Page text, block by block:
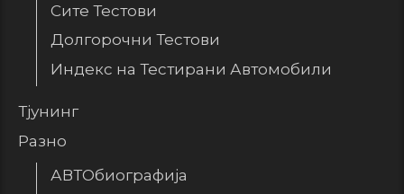
Сите Тестови
Долгорочни Тестови
Индекс на Тестирани Автомобили
Тјунинг
Разно
АВТОбиографија